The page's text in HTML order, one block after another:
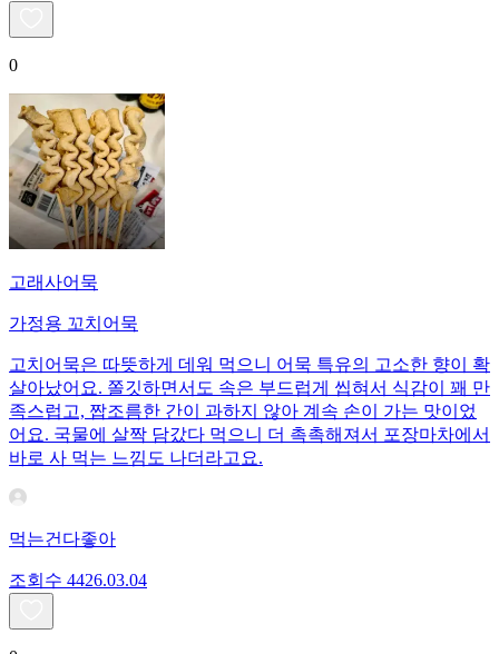
0
고래사어묵
가정용 꼬치어묵
고치어묵은 따뜻하게 데워 먹으니 어묵 특유의 고소한 향이 확
살아났어요. 쫄깃하면서도 속은 부드럽게 씹혀서 식감이 꽤 만
족스럽고, 짭조름한 간이 과하지 않아 계속 손이 가는 맛이었
어요. 국물에 살짝 담갔다 먹으니 더 촉촉해져서 포장마차에서
바로 사 먹는 느낌도 나더라고요.
먹는건다좋아
조회수 4426.03.04